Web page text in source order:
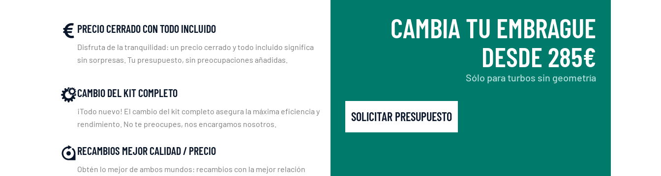
PRECIO CERRADO CON TODO INCLUIDO
Disfruta de la tranquilidad: un precio cerrado y todo incluido significa
sin sorpresas. Tu presupuesto, sin preocupaciones añadidas.
CAMBIO DEL KIT COMPLETO
¡Todo nuevo! El cambio del kit completo asegura la máxima eficiencia y
rendimiento. No te preocupes, nos encargamos nosotros.
RECAMBIOS MEJOR CALIDAD / PRECIO
Obtén lo mejor de ambos mundos: recambios con la mejor relación
CAMBIA TU EMBRAGUE
DESDE 285€
Sólo para turbos sin geometría
SOLICITAR PRESUPUESTO